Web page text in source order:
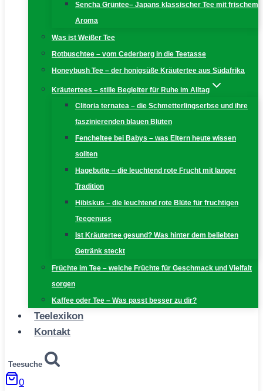
Sencha Grüntee– Japans klassischer Tee mit frischem
Aroma
Was ist Weißer Tee
Rotbuschtee – vom Cederberg in die Teetasse
Honeybush Tee – der honigsüße Kräutertee aus Südafrika
Kräutertees – stille Begleiter für Ruhe im Alltag
Clitoria ternatea – die Schmetterlingserbse und ihre
faszinierenden blauen Blüten
Fencheltee bei Babys – was Eltern heute wissen
sollten
Hagebutte – die leuchtend rote Frucht mit langer
Tradition
Hibiskus – die leuchtend rote Blüte für fruchtigen
Teegenuss
Ist Kräutertee gesund? Was hinter dem beliebten
Getränk steckt
Früchte im Tee – welche Früchte für Geschmack und Vielfalt
sorgen
Kaffee oder Tee – Was passt besser zu dir?
Teelexikon
Kontakt
Teesuche
0